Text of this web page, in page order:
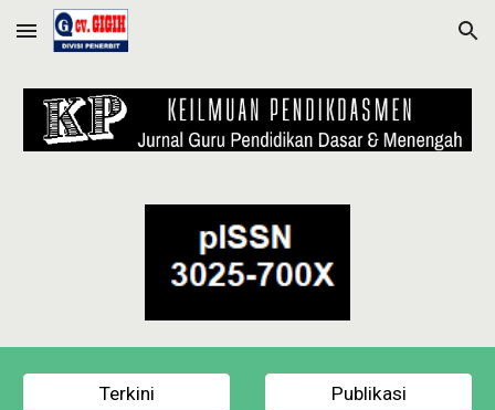
Skip to main content Skip to navigation
Terkini Publikasi